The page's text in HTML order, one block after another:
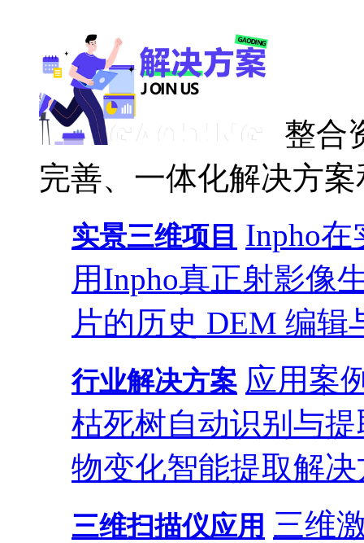
整合
完善、一体化解决方
实景三维项目 Inpho
用Inpho真正射影像
片的历史 DEM 编辑
行业解决方案 应用案
枯死树自动识别与提
物变化智能提取解
三维扫描仪应用 三维